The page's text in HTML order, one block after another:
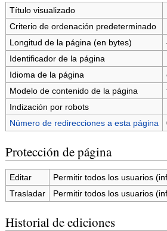
Título visualizado
Criterio de ordenación predeterminado
Longitud de la página (en bytes)
Identificador de la página
Idioma de la página
Modelo de contenido de la página
Indización por robots
Número de redirecciones a esta página
Protección de página
Editar
Permitir todos los usuarios
Trasladar
Permitir todos los usuarios
Historial de ediciones